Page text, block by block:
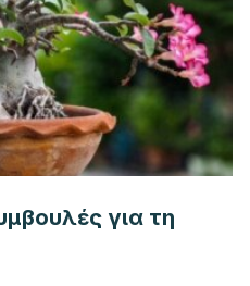
για τη